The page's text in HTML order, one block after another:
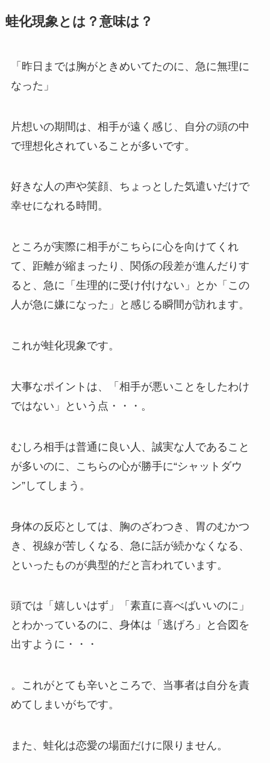
蛙化現象とは？意味は？
「昨日までは胸がときめいてたのに、急に無理に
なった」
片想いの期間は、相手が遠く感じ、自分の頭の中
で理想化されていることが多いです。
好きな人の声や笑顔、ちょっとした気遣いだけで
幸せになれる時間。
ところが実際に相手がこちらに心を向けてくれ
て、距離が縮まったり、関係の段差が進んだりす
ると、急に「生理的に受け付けない」とか「この
人が急に嫌になった」と感じる瞬間が訪れます。
これが蛙化現象です。
大事なポイントは、「相手が悪いことをしたわけ
ではない」という点・・・。
むしろ相手は普通に良い人、誠実な人であること
が多いのに、こちらの心が勝手に“シャットダウ
ン”してしまう。
身体の反応としては、胸のざわつき、胃のむかつ
き、視線が苦しくなる、急に話が続かなくなる、
といったものが典型的だと言われています。
頭では「嬉しいはず」「素直に喜べばいいのに」
とわかっているのに、身体は「逃げろ」と合図を
出すように・・・
。これがとても辛いところで、当事者は自分を責
めてしまいがちです。
また、蛙化は恋愛の場面だけに限りません。